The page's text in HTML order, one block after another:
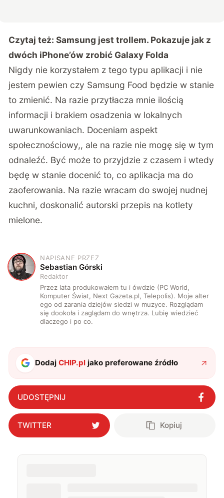
Czytaj też:Samsung jest trollem. Pokazuje jak z
dwóch iPhone’ów zrobić Galaxy Folda
Nigdy nie korzystałem z tego typu aplikacji i nie
jestem pewien czy Samsung Food będzie w stanie
to zmienić. Na razie przytłacza mnie ilością
informacji i brakiem osadzenia w lokalnych
uwarunkowaniach. Doceniam aspekt
społecznościowy,, ale na razie nie mogę się w tym
odnaleźć. Być może to przyjdzie z czasem i wtedy
będę w stanie docenić to, co aplikacja ma do
zaoferowania. Na razie wracam do swojej nudnej
kuchni, doskonalić autorski przepis na kotlety
mielone.
S
NAPISANE PRZEZ
Sebastian Górski
Redaktor
Przez lata produkowałem tu i ówdzie (PC World,
Komputer Świat, Next Gazeta.pl, Telepolis). Moje alter
ego od zarania dziejów siedzi w muzyce. Rozglądam
się dookoła i zaglądam do wnętrza. Lubię wiedzieć
dlaczego i po co.
DodajCHIP.pl jako preferowane źródło
UDOSTĘPNIJ
TWITTER Kopiuj